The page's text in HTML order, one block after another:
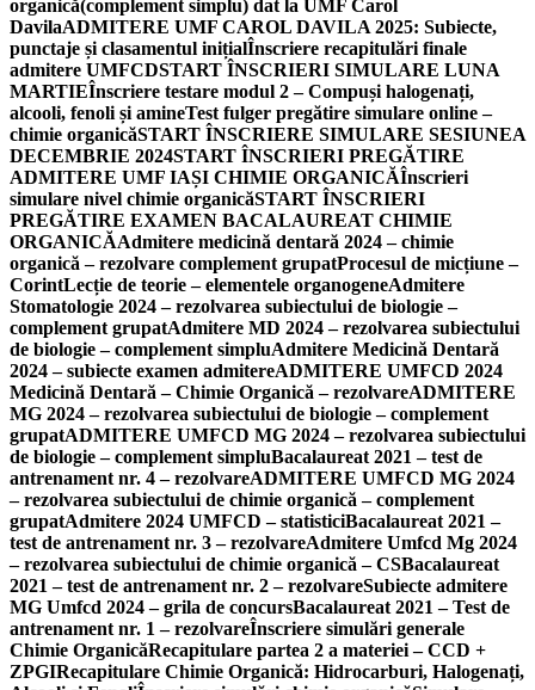
organică(complement simplu) dat la UMF Carol
DavilaADMITERE UMF CAROL DAVILA 2025: Subiecte,
punctaje și clasamentul inițialÎnscriere recapitulări finale
admitere UMFCDSTART ÎNSCRIERI SIMULARE LUNA
MARTIEÎnscriere testare modul 2 – Compuși halogenați,
alcooli, fenoli și amineTest fulger pregătire simulare online –
chimie organicăSTART ÎNSCRIERE SIMULARE SESIUNEA
DECEMBRIE 2024START ÎNSCRIERI PREGĂTIRE
ADMITERE UMF IAȘI CHIMIE ORGANICĂÎnscrieri
simulare nivel chimie organicăSTART ÎNSCRIERI
PREGĂTIRE EXAMEN BACALAUREAT CHIMIE
ORGANICĂAdmitere medicină dentară 2024 – chimie
organică – rezolvare complement grupatProcesul de micțiune –
CorintLecție de teorie – elementele organogeneAdmitere
Stomatologie 2024 – rezolvarea subiectului de biologie –
complement grupatAdmitere MD 2024 – rezolvarea subiectului
de biologie – complement simpluAdmitere Medicină Dentară
2024 – subiecte examen admitereADMITERE UMFCD 2024
Medicină Dentară – Chimie Organică – rezolvareADMITERE
MG 2024 – rezolvarea subiectului de biologie – complement
grupatADMITERE UMFCD MG 2024 – rezolvarea subiectului
de biologie – complement simpluBacalaureat 2021 – test de
antrenament nr. 4 – rezolvareADMITERE UMFCD MG 2024
– rezolvarea subiectului de chimie organică – complement
grupatAdmitere 2024 UMFCD – statisticiBacalaureat 2021 –
test de antrenament nr. 3 – rezolvareAdmitere Umfcd Mg 2024
– rezolvarea subiectului de chimie organică – CSBacalaureat
2021 – test de antrenament nr. 2 – rezolvareSubiecte admitere
MG Umfcd 2024 – grila de concursBacalaureat 2021 – Test de
antrenament nr. 1 – rezolvareÎnscriere simulări generale
Chimie OrganicăRecapitulare partea 2 a materiei – CCD +
ZPGIRecapitulare Chimie Organică: Hidrocarburi, Halogenați,